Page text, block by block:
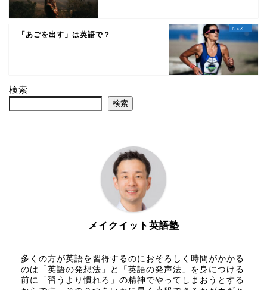
「あごを出す」は英語で？
検索
検索
メイクイット英語塾
多くの方が英語を習得するのにおそろしく時間がかかる
のは「英語の発想法」と「英語の発声法」を身につける
前に「習うより慣れろ」の精神でやってしまおうとする